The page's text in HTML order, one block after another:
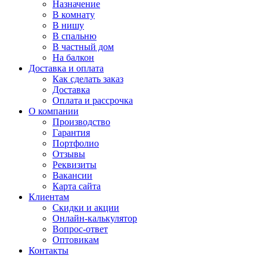
Назначение
В комнату
В нишу
В спальню
В частный дом
На балкон
Доставка и оплата
Как сделать заказ
Доставка
Оплата и рассрочка
О компании
Производство
Гарантия
Портфолио
Отзывы
Реквизиты
Вакансии
Карта сайта
Клиентам
Скидки и акции
Онлайн-калькулятор
Вопрос-ответ
Оптовикам
Контакты